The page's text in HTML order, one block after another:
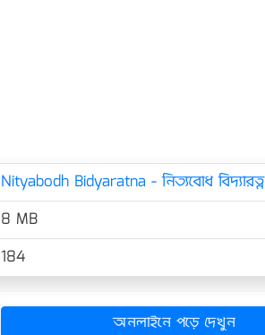
Nityabodh Bidyaratna - নিত্যবোধ বিদ্যারত্ন
8 MB
184
অনলাইনে পড়ে দেখুন